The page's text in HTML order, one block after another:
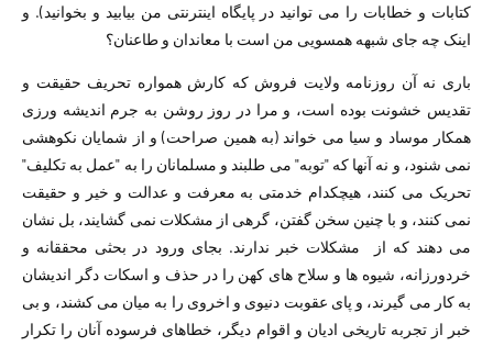
کتابات و خطابات را می توانید در پایگاه اینترنتی من بیابید و بخوانید). و
اینک چه جای شبهه همسویی من است با معاندان و طاعنان؟
باری نه آن روزنامه ولایت فروش که کارش همواره تحریف حقیقت و
تقدیس خشونت بوده است، و مرا در روز روشن به جرم اندیشه ورزی
همکار موساد و سیا می خواند (به همین صراحت) و از شمایان نکوهشی
نمی شنود، و نه آنها که "توبه" می طلبند و مسلمانان را به "عمل به تکلیف"
تحریک می کنند، هیچکدام خدمتی به معرفت و عدالت و خیر و حقیقت
نمی کنند، و با چنین سخن گفتن، گرهی از مشکلات نمی گشایند، بل نشان
می دهند که از مشکلات خبر ندارند. بجای ورود در بحثی محققانه و
خردورزانه، شیوه ها و سلاح های کهن را در حذف و اسکات دگر اندیشان
به کار می گیرند، و پای عقوبت دنیوی و اخروی را به میان می کشند، و بی
خبر از تجربه تاریخی ادیان و اقوام دیگر، خطاهای فرسوده آنان را تکرار